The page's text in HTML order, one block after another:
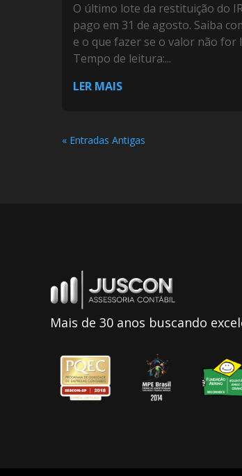
O último lote da restituição do
pago em 31 de agosto. Saiba
e o que fazer se o valor não for
Tempo de leitura:...
LER MAIS
« Entradas Antigas
Mais de 30 anos buscando